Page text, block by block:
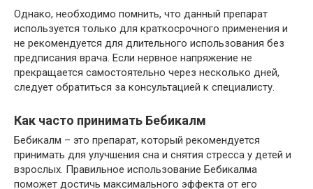
Однако, необходимо помнить, что данный препарат
используется только для краткосрочного применения и
не рекомендуется для длительного использования без
предписания врача. Если нервное напряжение не
прекращается самостоятельно через несколько дней,
следует обратиться за консультацией к специалисту.
Как часто принимать Бебикалм
Бебикалм – это препарат, который рекомендуется
принимать для улучшения сна и снятия стресса у детей и
взрослых. Правильное использование Бебикалма
поможет достичь максимального эффекта от его